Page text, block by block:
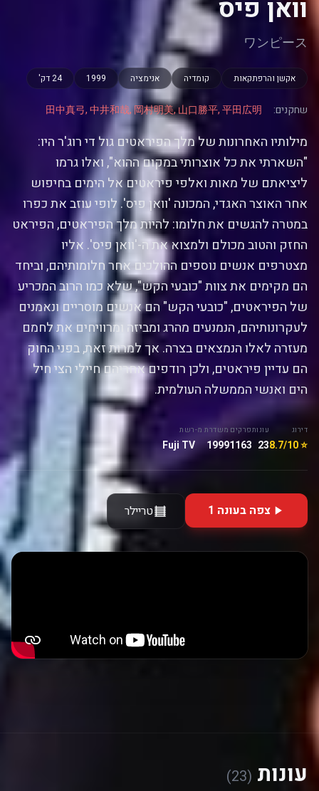
וואן פיס
ワンピース
אקשן והרפתקאות קומדיה אנימציה 1999 24 דק'
שחקנים: 田中真弓, 中井和哉, 岡村明美, 山口勝平, 平田広明
מילותיו האחרונות של מלך הפיראטים גול די רוג'ר היו:
"השארתי את כל אוצרותי במקום ההוא", ואלו גרמו
ליציאתם של מאות ואלפי פיראטים אל הימים בחיפוש
אחר האוצר האגדי, המכונה 'וואן פיס'. לופי עוזב את כפרו
במטרה להגשים את חלומו: להיות מלך הפיראטים, הפיראט
החזק והטוב מכולם ולמצוא את ה-'וואן פיס'. אליו
מצטרפים אנשים נוספים ההולכים אחר חלומותיהם, וביחד
הם מקימים את צוות "כובעי הקש", שלא כמו הרוב המכריע
של הפיראטים, "כובעי הקש" הם אנשים מוסריים ונאמנים
לעקרונותיהם, הנמנעים מהרג ומביזה ומרוויחים את לחמם
מעזרה לאלו הנמצאים בצרה. אך למרות זאת, בפני החוק
הם עדיין פיראטים, ולכן רודפים אחריהם חיילי הצי חיל
הים ואנשי הממשלה העולמית.
דירוג
⭐ 8.7/10
עונות
23
פרקים
1163
משדרת מ-
1999
רשת
Fuji TV
צפה בעונה 1 טריילר
עונות (23)